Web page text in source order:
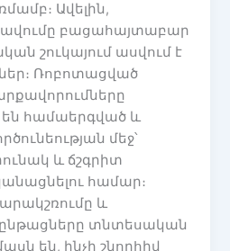
Ավելին,
բացահայտաբար
շուկայում ասվում է
Ռոբոտացված
համաերգված և
մեջ՝
և ճշգրիտ
համար։
և
տնտեսական
են, ինչի շնորհիվ